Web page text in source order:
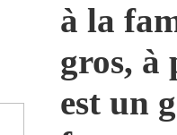
à la
gros, à
est un